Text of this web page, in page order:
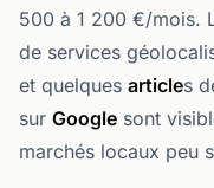
500 à 1 200 €/mois.
de services
et quelques articles
sur Google sont
marchés locaux peu